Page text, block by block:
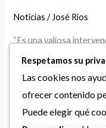
Noticias / José Rios
“Es una valiosa
atenciones para sus
Hospital I San Rafael
nueva jornada de
esfuerzo se enmarca
atenciones
para
sus
Respetamos su
Las cookies nos
ofrecer contenido
Puede elegir qué